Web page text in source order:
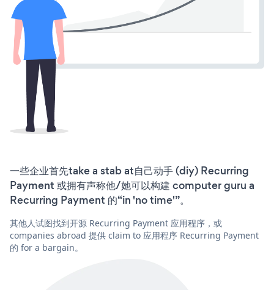
一些企业首先take a stab at自己动手 (diy) Recurring
Payment 或拥有声称他/她可以构建 computer guru a
Recurring Payment 的“in 'no time'”。
其他人试图找到开源 Recurring Payment 应用程序，或
companies abroad 提供 claim to 应用程序 Recurring Payment
的 for a bargain。